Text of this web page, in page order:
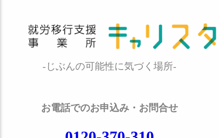
-じぶんの可能性に気づく場所-
お電話でのお申込み・お問合せ